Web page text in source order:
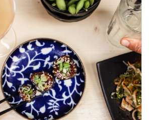
ADD TO CART / DÉTAILS